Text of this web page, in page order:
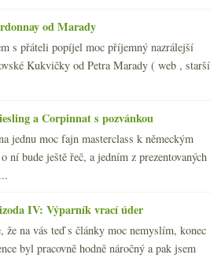
od Marady
s přáteli popíjel moc příjemný nazrálejší
Kukvičky od Petra Marady ( web , starší
a Corpinnat s pozvánkou
jednu moc fajn masterclass k německým
ní bude ještě řeč, a jedním z prezentovaných
IV: Výparník vrací úder
že na vás teď s články moc nemyslím, konec
byl pracovně hodně náročný a pak jsem